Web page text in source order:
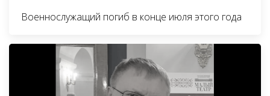
Военнослужащий погиб в конце июля этого года